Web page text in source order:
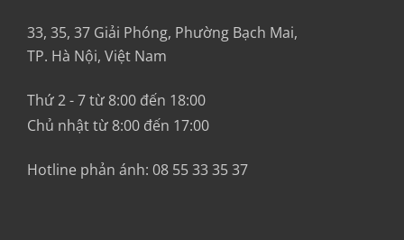
33, 35, 37 Giải Phóng, Phường Bạch Mai,
TP. Hà Nội, Việt Nam
Thứ 2 - 7 từ 8:00 đến 18:00
Chủ nhật từ 8:00 đến 17:00
Hotline phản ánh: 08 55 33 35 37